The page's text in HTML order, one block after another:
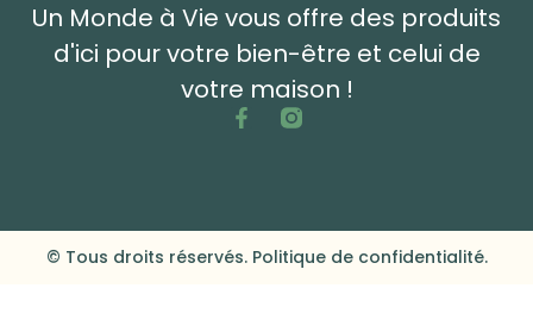
Un Monde à Vie vous offre des produits
d'ici pour votre bien-être et celui de
votre maison !
© Tous droits réservés. Politique de confidentialité.